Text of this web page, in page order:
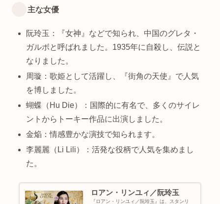
主な女優
阮玲玉：『女神』などで知られ、中国のグレタ・
ガルボと呼ばれました。1935年に自殺し、伝説と
なりました。
周璇：歌姫として活躍し、『街角の天使』で人気
を博しました。
蝴蝶（Hu Die）：国際的に有名で、多くのサイレ
ントからトーキー作品に出演しました。
金焔：情感豊かな演技で知られます。
李麗麗（Li Lili）：活発な役柄で人気を集めまし
た。
ロアン・リンユィ／阮玲玉
『ロアン・リンユィ／阮玲玉』は、スタンリ